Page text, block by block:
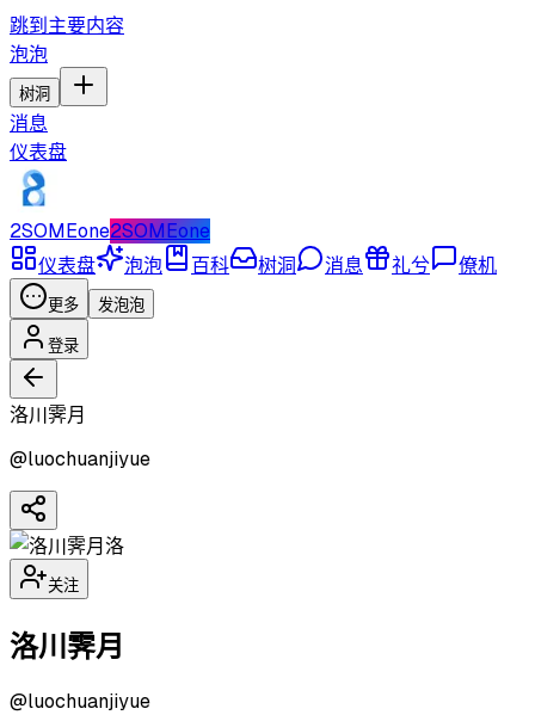
跳到主要内容
泡泡
树洞
消息
仪表盘
2SOMEone2SOMEone
仪表盘
泡泡 百科 树洞 消息 礼兮 僚机
更多 发泡泡
登录
洛川霁月
@luochuanjiyue
洛
关注
洛川霁月
@luochuanjiyue